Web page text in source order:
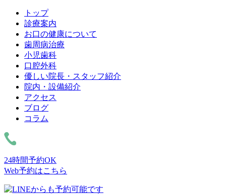
トップ
診療案内
お口の健康について
歯周病治療
小児歯科
口腔外科
優しい院長・スタッフ紹介
院内・設備紹介
アクセス
ブログ
コラム
24時間予約OK
Web予約はこちら